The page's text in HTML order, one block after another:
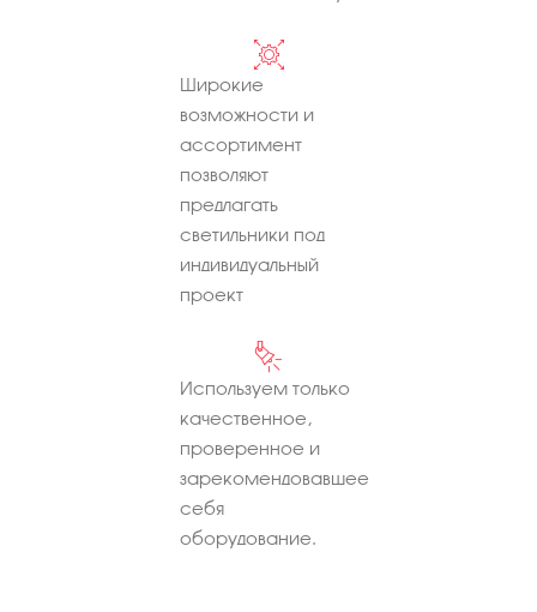
Широкие
возможности и
ассортимент
позволяют
предлагать
светильники под
индивидуальный
проект
Используем только
качественное,
проверенное и
зарекомендовавшее
себя
оборудование.